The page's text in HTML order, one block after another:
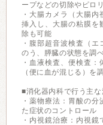
ープなどの切除やピロ
・大腸カメラ（大腸
挿入し、大腸の粘膜を
除も可能
・腹部超音波検査（
のう、膵臓の状態を調
・血液検査、便検査
（便に血が混じる）を
■消化器内科で行う主な
・薬物療法：胃酸の
た症状のコントロール
・内視鏡治療：内視